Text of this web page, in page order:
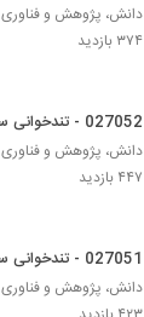
دانش، پژوهش و فناوری
۳۷۴ بازدید
027052 - تندخوانی سری چهارم
دانش، پژوهش و فناوری
۴۴۷ بازدید
027051 - تندخوانی سری چهارم
دانش، پژوهش و فناوری